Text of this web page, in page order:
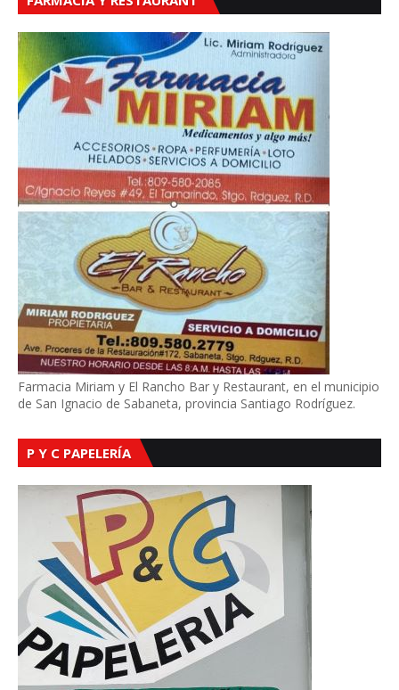
Farmacia Miriam y El Rancho Bar y Restaurant, en el municipio
de San Ignacio de Sabaneta, provincia Santiago Rodríguez.
P Y C PAPELERÍA